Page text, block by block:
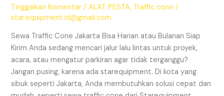
Tinggalkan Komentar /ALAT PESTA, Traffic cone /
star.equipment.id@gmail.com
Sewa Traffic Cone Jakarta Bisa Harian atau Bulanan Siap
Kirim Anda sedang mencari jalur lalu lintas untuk proyek,
acara, atau mengatur parkiran agar tidak terganggu?
Jangan pusing, karena ada starequipment. Di kota yang
sibuk seperti Jakarta, Anda membutuhkan solusi cepat dan